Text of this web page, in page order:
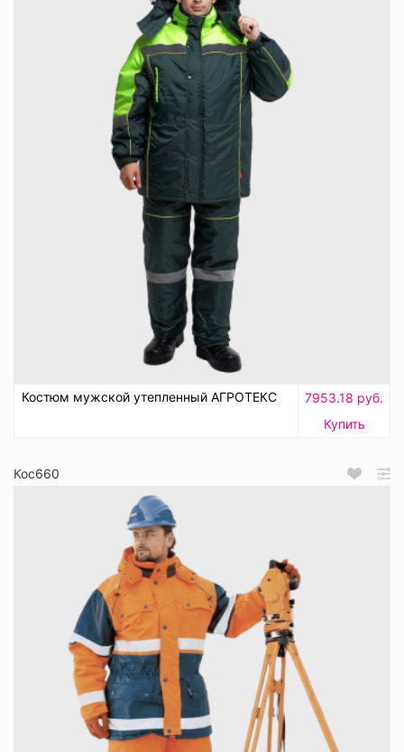
Костюм мужской утепленный АГРОТЕКС
7953.18 руб.
Купить
Кос660